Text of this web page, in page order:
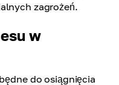
zagrożeń.
w
do osiągnięcia